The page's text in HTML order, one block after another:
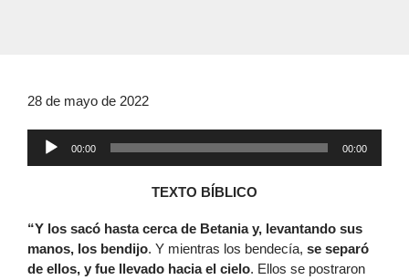
28 de mayo de 2022
00:00 00:00
TEXTO BÍBLICO
“Y los sacó hasta cerca de Betania y, levantando sus
manos, los bendijo. Y mientras los bendecía, se separó
de ellos, y fue llevado hacia el cielo. Ellos se postraron